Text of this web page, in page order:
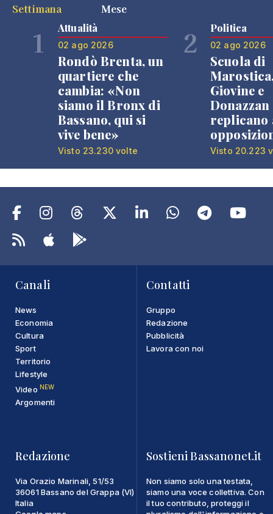
Settimana
Mese
1 Attualità
02 ago 2026
Rondò Brenta, un
quartiere che
cambia: «Non
siamo il Bronx di
Bassano, qui si
vive bene»
Visto 23.230 volte
2 Politica
02 ago 2026
Scuola di
Giovine e
Donazzan
replicano
Visto 20.223
Canali
News
Economia
Cultura
Sport
Territorio
Lifestyle
Video NEW
Argomenti
Contatti
Gruppo
Redazione
Pubblicità
Lavora con noi
Redazione
Via Orazio Marinali, 51/53
36061 Bassano del Grappa (VI)
Italia
Sostieni Bassanonet.it
Non siamo solo una testata,
siamo una voce collettiva. Con
il tuo contributo, proteggi il